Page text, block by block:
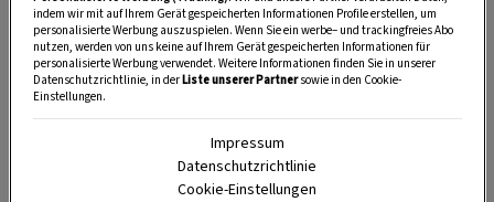
indem wir mit auf Ihrem Gerät gespeicherten Informationen Profile erstellen, um
personalisierte Werbung auszuspielen. Wenn Sie ein werbe– und trackingfreies Abo
nutzen, werden von uns keine auf Ihrem Gerät gespeicherten Informationen für
personalisierte Werbung verwendet. Weitere Informationen finden Sie in unserer
Datenschutzrichtlinie, in derListe unserer Partnersowie in den Cookie-
Einstellungen.
Impressum
Datenschutzrichtlinie
Cookie-Einstellungen